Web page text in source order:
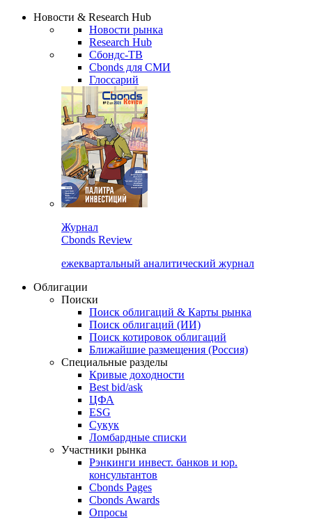
Новости & Research Hub
Новости рынка
Research Hub
Сбондс-ТВ
Cbonds для СМИ
Глоссарий
Журнал
Cbonds Review
ежеквартальный аналитический журнал
Облигации
Поиски
Поиск облигаций & Карты рынка
Поиск облигаций (ИИ)
Поиск котировок облигаций
Ближайшие размещения (Россия)
Специальные разделы
Кривые доходности
Best bid/ask
ЦФА
ESG
Сукук
Ломбардные списки
Участники рынка
Рэнкинги инвест. банков и юр.
консультантов
Cbonds Pages
Cbonds Awards
Опросы